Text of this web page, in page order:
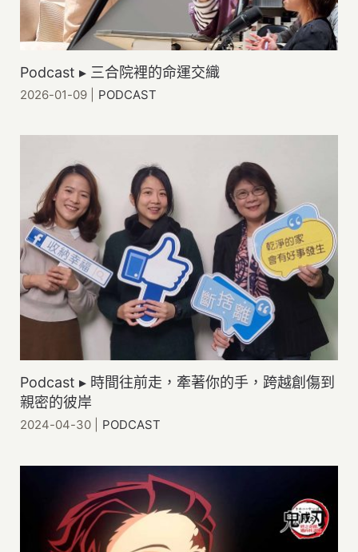
Podcast ▸ 三合院裡的命運交織
2026-01-09 PODCAST
Podcast ▸ 時間往前走，牽著你的手，跨越創傷到
親密的彼岸
2024-04-30 PODCAST